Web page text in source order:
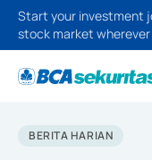
Start your investment
stock market wherever
BERITA HARIAN